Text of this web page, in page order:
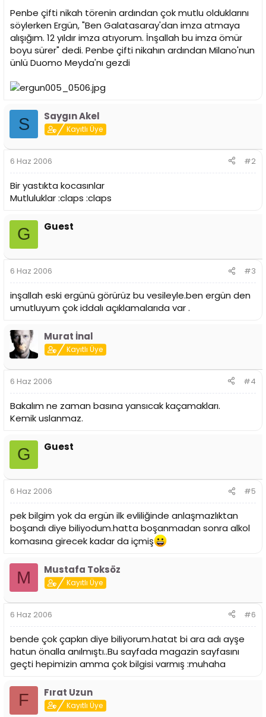
Penbe çifti nikah törenin ardından çok mutlu olduklarını
söylerken Ergün, "Ben Galatasaray'dan imza atmaya
alışığım. 12 yıldır imza atıyorum. İnşallah bu imza ömür
boyu sürer" dedi. Penbe çifti nikahın ardından Milano'nun
ünlü Duomo Meyda'nı gezdi
S Saygın Akel
Kayıtlı Üye
6 Haz 2006 #2
Bir yastıkta kocasınlar
Mutluluklar :claps :claps
G Guest
6 Haz 2006 #3
inşallah eski ergünü görürüz bu vesileyle.ben ergün den
umutluyum çok iddalı açıklamalarıda var .
Murat İnal
Kayıtlı Üye
6 Haz 2006 #4
Bakalım ne zaman basına yansıcak kaçamakları.
Kemik uslanmaz.
G Guest
6 Haz 2006 #5
pek bilgim yok da ergün ilk evliliğinde anlaşmazlıktan
boşandı diye biliyodum.hatta boşanmadan sonra alkol
komasına girecek kadar da içmiş
M Mustafa Toksöz
Kayıtlı Üye
6 Haz 2006 #6
bende çok çapkın diye biliyorum.hatat bi ara adı ayşe
hatun önalla anılmıştı..Bu sayfada magazin sayfasını
geçti hepimizin amma çok bilgisi varmış :muhaha
F Fırat Uzun
Kayıtlı Üye